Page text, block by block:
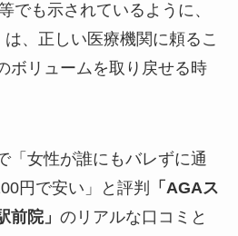
でも示されているように、
、正しい医療機関に頼るこ
ボリュームを取り戻せる時
「女性が誰にもバレずに通
円で安い」と評判
「AGAス
前院」 のリアルな口コミと